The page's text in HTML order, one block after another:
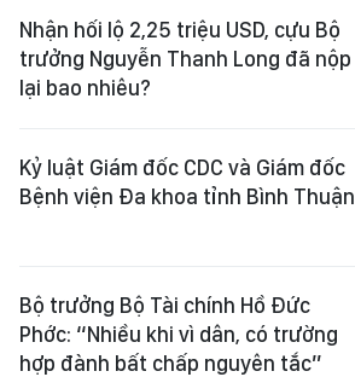
Nhận hối lộ 2,25 triệu USD, cựu Bộ
trưởng Nguyễn Thanh Long đã nộp
lại bao nhiêu?
Kỷ luật Giám đốc CDC và Giám đốc
Bệnh viện Đa khoa tỉnh Bình Thuận
Bộ trưởng Bộ Tài chính Hồ Đức
Phớc: “Nhiều khi vì dân, có trường
hợp đành bất chấp nguyên tắc”